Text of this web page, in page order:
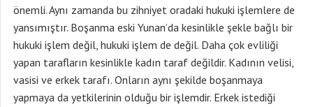
önemli. Aynı zamanda bu zihniyet oradaki hukuki işlemlere de
yansımıştır. Boşanma eski Yunan’da kesinlikle şekle bağlı bir
hukuki işlem değil, hukuki işlem de değil. Daha çok evliliği
yapan tarafların kesinlikle kadın taraf değildir. Kadının velisi,
vasisi ve erkek tarafı. Onların aynı şekilde boşanmaya
yapmaya da yetkilerinin olduğu bir işlemdir. Erkek istediği